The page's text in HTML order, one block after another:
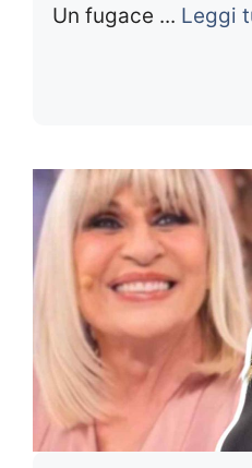
Un fugace ... Leggi